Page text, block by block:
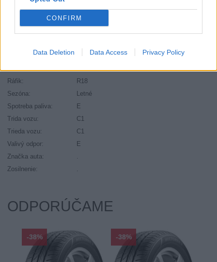
CONFIRM
Data Deletion Data Access Privacy Policy
18
Priľnavosť na mokru:
Ráfik:
R18
Sezóna:
Letné
Spotreba paliva:
E
Trida vozu:
C1
Trieda vozu:
C1
Valivý odpor:
E
Značka auta:
Zosilnenie:
ODPORÚČAME
-38% -38%